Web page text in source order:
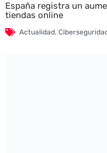
España registra un
tiendas online
Actualidad,